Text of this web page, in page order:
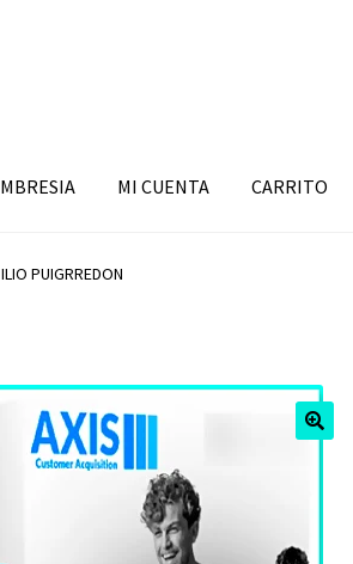
MI CUENTA CARRITO
PUIGRREDON